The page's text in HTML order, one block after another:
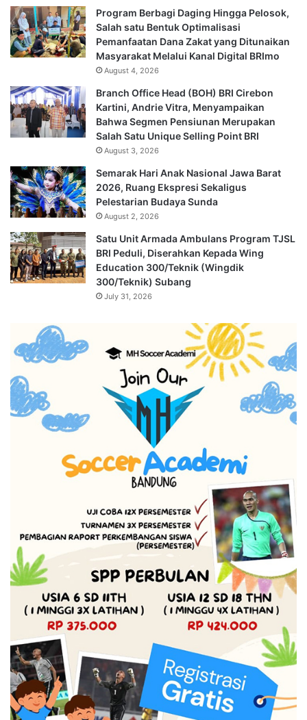
Program Berbagi Daging Hingga Pelosok,
Salah satu Bentuk Optimalisasi
Pemanfaatan Dana Zakat yang Ditunaikan
Masyarakat Melalui Kanal Digital BRImo
August 4, 2026
Branch Office Head (BOH) BRI Cirebon
Kartini, Andrie Vitra, Menyampaikan
Bahwa Segmen Pensiunan Merupakan
Salah Satu Unique Selling Point BRI
August 3, 2026
Semarak Hari Anak Nasional Jawa Barat
2026, Ruang Ekspresi Sekaligus
Pelestarian Budaya Sunda
August 2, 2026
Satu Unit Armada Ambulans Program TJSL
BRI Peduli, Diserahkan Kepada Wing
Education 300/Teknik (Wingdik
300/Teknik) Subang
July 31, 2026